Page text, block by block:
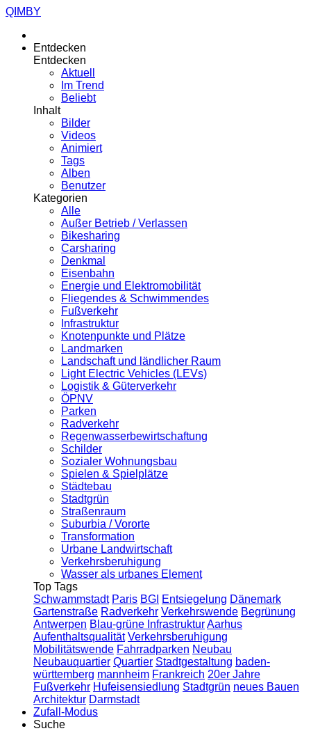
QIMBY
Entdecken
Entdecken
Aktuell
Im Trend
Beliebt
Inhalt
Bilder
Videos
Animiert
Tags
Alben
Benutzer
Kategorien
Alle
Außer Betrieb / Verlassen
Bikesharing
Carsharing
Denkmal
Eisenbahn
Energie und Elektromobilität
Fliegendes & Schwimmendes
Fußverkehr
Infrastruktur
Knotenpunkte und Plätze
Landmarken
Landschaft und ländlicher Raum
Light Electric Vehicles (LEVs)
Logistik & Güterverkehr
ÖPNV
Parken
Radverkehr
Regenwasserbewirtschaftung
Schilder
Sozialer Wohnungsbau
Spielen & Spielplätze
Städtebau
Stadtgrün
Straßenraum
Suburbia / Vororte
Transformation
Urbane Landwirtschaft
Verkehrsberuhigung
Wasser als urbanes Element
Top Tags
Schwammstadt Paris BGI Entsiegelung Dänemark
Gartenstraße Radverkehr Verkehrswende Begrünung
Antwerpen Blau-grüne InfrastrukturAarhus
Aufenthaltsqualität Verkehrsberuhigung
Mobilitätswende Fahrradparken Neubau
Neubauquartier Quartier Stadtgestaltung baden-
württemberg mannheim Frankreich 20er Jahre
Fußverkehr Hufeisensiedlung Stadtgrün neues Bauen
Architektur Darmstadt
Zufall-Modus
Suche